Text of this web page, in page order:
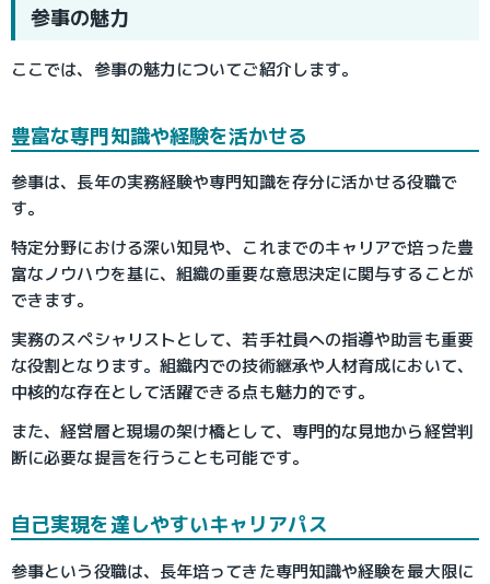
参事の魅力
ここでは、参事の魅力についてご紹介します。
豊富な専門知識や経験を活かせる
参事は、長年の実務経験や専門知識を存分に活かせる役職で
す。
特定分野における深い知見や、これまでのキャリアで培った豊
富なノウハウを基に、組織の重要な意思決定に関与することが
できます。
実務のスペシャリストとして、若手社員への指導や助言も重要
な役割となります。組織内での技術継承や人材育成において、
中核的な存在として活躍できる点も魅力的です。
また、経営層と現場の架け橋として、専門的な見地から経営判
断に必要な提言を行うことも可能です。
自己実現を達しやすいキャリアパス
参事という役職は、長年培ってきた専門知識や経験を最大限に